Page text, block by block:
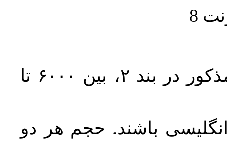
حجم کل مقاله با احتساب تمام بخش‌های مذکور در بند ۲، بین ۶۰۰۰ تا
باشند. حجم هر دو